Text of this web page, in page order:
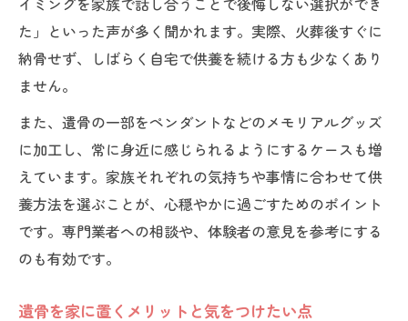
た」といった声が多く聞かれます。実際、火葬後すぐに
納骨せず、しばらく自宅で供養を続ける方も少なくあり
ません。
また、遺骨の一部をペンダントなどのメモリアルグッズ
に加工し、常に身近に感じられるようにするケースも増
えています。家族それぞれの気持ちや事情に合わせて供
養方法を選ぶことが、心穏やかに過ごすためのポイント
です。専門業者への相談や、体験者の意見を参考にする
のも有効です。
遺骨を家に置くメリットと気をつけたい点